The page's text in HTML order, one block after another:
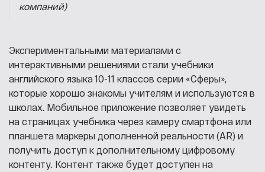
компаний)
Экспериментальными материалами с
интерактивными решениями стали учебники
английского языка 10-11 классов серии «Сферы»,
которые хорошо знакомы учителям и используются в
школах. Мобильное приложение позволяет увидеть
на страницах учебника через камеру смартфона или
планшета маркеры дополненной реальности (AR) и
получить доступ к дополнительному цифровому
контенту. Контент также будет доступен на